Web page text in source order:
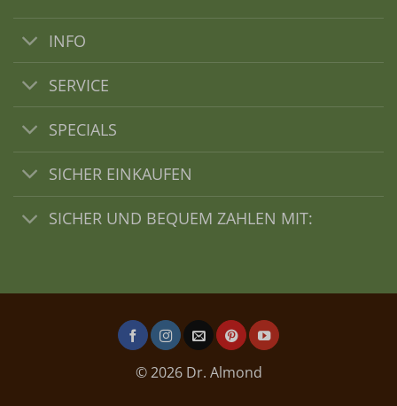
INFO
SERVICE
SPECIALS
SICHER EINKAUFEN
SICHER UND BEQUEM ZAHLEN MIT:
© 2026 Dr. Almond